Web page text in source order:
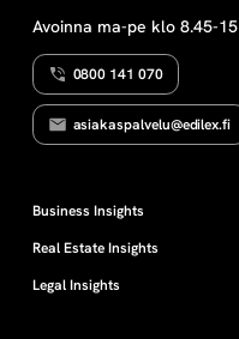
Avoinna ma-pe klo 8.45-15
0800 141 070
asiakaspalvelu@edilex.fi
Business Insights
Real Estate Insights
Legal Insights